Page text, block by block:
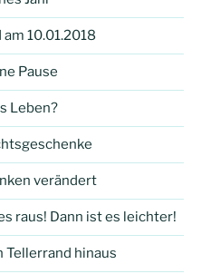
10.01.2018
Pause
Leben?
verändert
raus! Dann ist es leichter!
Tellerrand hinaus